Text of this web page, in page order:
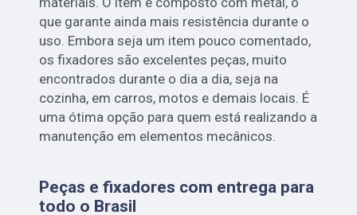
que garante ainda mais resistência durante o
uso. Embora seja um item pouco comentado,
os fixadores são excelentes peças, muito
encontrados durante o dia a dia, seja na
cozinha, em carros, motos e demais locais. É
uma ótima opção para quem está realizando a
manutenção em elementos mecânicos.
Peças e fixadores com entrega para
todo o Brasil